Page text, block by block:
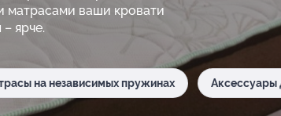
матрасами ваши кровати
ярче.
на независимых пружинах Аксессуары